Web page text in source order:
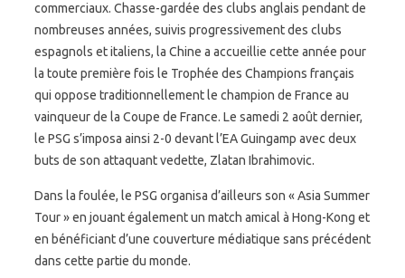
commerciaux. Chasse-gardée des clubs anglais pendant de
nombreuses années, suivis progressivement des clubs
espagnols et italiens, la Chine a accueillie cette année pour
la toute première fois le Trophée des Champions français
qui oppose traditionnellement le champion de France au
vainqueur de la Coupe de France. Le samedi 2 août dernier,
le PSG s’imposa ainsi 2-0 devant l’EA Guingamp avec deux
buts de son attaquant vedette, Zlatan Ibrahimovic.
Dans la foulée, le PSG organisa d’ailleurs son « Asia Summer
Tour » en jouant également un match amical à Hong-Kong et
en bénéficiant d’une couverture médiatique sans précédent
dans cette partie du monde.